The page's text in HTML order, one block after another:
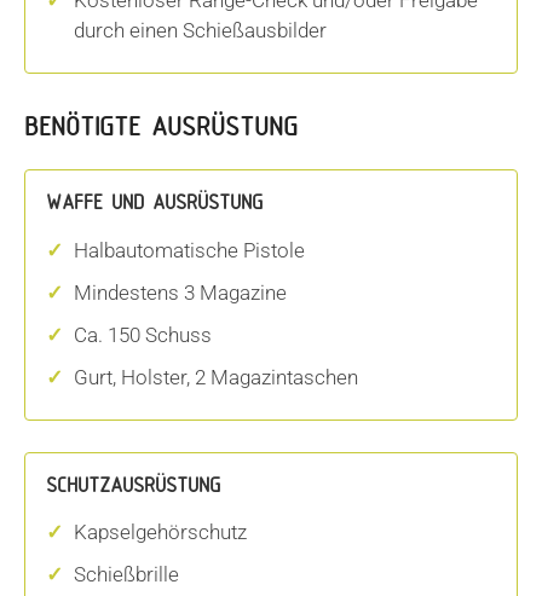
durch einen Schießausbilder
BENÖTIGTE AUSRÜSTUNG
WAFFE UND AUSRÜSTUNG
Halbautomatische Pistole
Mindestens 3 Magazine
Ca. 150 Schuss
Gurt, Holster, 2 Magazintaschen
SCHUTZAUSRÜSTUNG
Kapselgehörschutz
Schießbrille